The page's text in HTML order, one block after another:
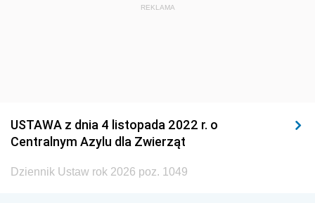
REKLAMA
USTAWA z dnia 4 listopada 2022 r. o
Centralnym Azylu dla Zwierząt
Dziennik Ustaw rok 2026 poz. 1049